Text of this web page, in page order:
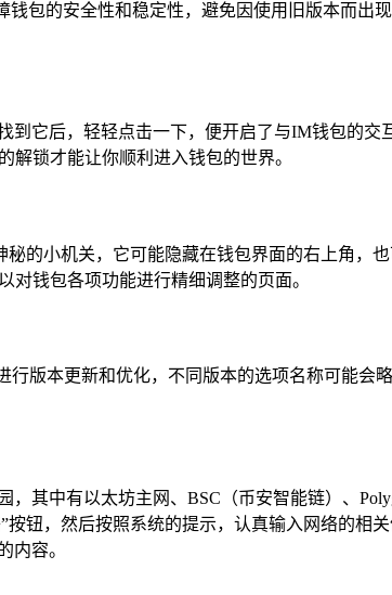
包的安全性和稳定性，避免因使用旧版本而出
它后，轻轻点击一下，便开启了与IM钱包的交
锁才能让你顺利进入钱包的世界。
的小机关，它可能隐藏在钱包界面的右上角，
钱包各项功能进行精细调整的页面。
版本更新和优化，不同版本的选项名称可能会
其中有以太坊主网、BSC（币安智能链）、
钮，然后按照系统的提示，认真输入网络的相
内容。